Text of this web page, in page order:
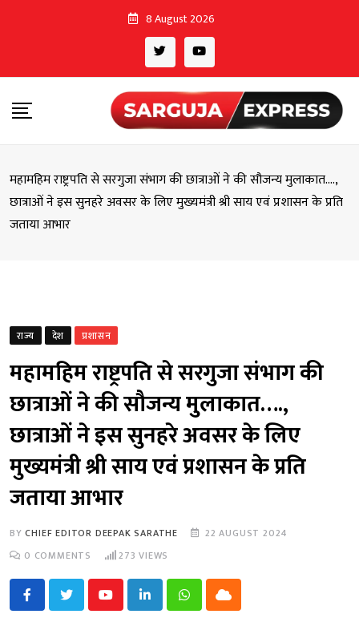
8 August 2026
महामहिम राष्ट्रपति से सरगुजा संभाग की छात्राओं ने की सौजन्य मुलाकात….,
छात्राओं ने इस सुनहरे अवसर के लिए मुख्यमंत्री श्री साय एवं प्रशासन के प्रति
जताया आभार
राज्य देश प्रशासन
महामहिम राष्ट्रपति से सरगुजा संभाग की
छात्राओं ने की सौजन्य मुलाकात….,
छात्राओं ने इस सुनहरे अवसर के लिए
मुख्यमंत्री श्री साय एवं प्रशासन के प्रति
जताया आभार
BYCHIEF EDITOR DEEPAK SARATHE
22 AUGUST 2024
0 COMMENTS 273 VIEWS
YoutubeLinkedInWhatsappCloud